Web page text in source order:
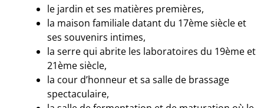
le jardin et ses matières premières,
la maison familiale datant du 17ème siècle et
ses souvenirs intimes,
la serre qui abrite les laboratoires du 19ème et
21ème siècle,
la cour d’honneur et sa salle de brassage
spectaculaire,